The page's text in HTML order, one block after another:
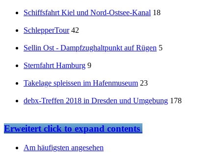
Schiffsfahrt Kiel und Nord-Ostsee-Kanal 18
SchlepperTour 42
Sellin Ost - Dampfzughaltpunkt auf Rügen 5
Sternfahrt Hamburg 9
Takelage spleissen im Hafenmuseum 23
debx-Treffen 2018 in Dresden und Umgebung 178
Erweitertclick to expand contents
Am häufigsten angesehen